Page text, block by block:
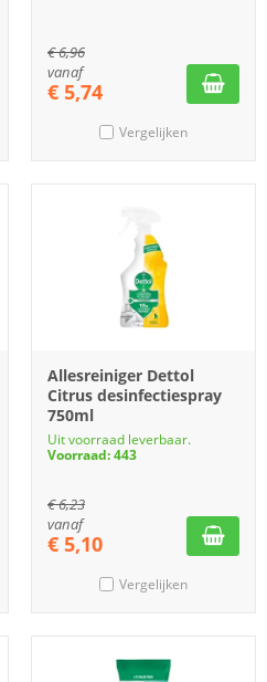
€6,96
vanaf
€ 5,74
Vergelijken
Allesreiniger Dettol
Citrus desinfectiespray
750ml
Uit voorraad leverbaar.
Voorraad: 443
€6,23
vanaf
€ 5,10
Vergelijken